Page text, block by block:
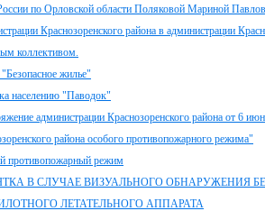
по Орловской области Поляковой Мариной
Краснозоренского района в администрации
коллективом.
жилье"
населению "Паводок"
администрации Краснозоренского района от 6
района особого противопожарного режима"
противопожарный режим
В СЛУЧАЕ ВИЗУАЛЬНОГО ОБНАРУЖЕНИЯ
ЛЕТАТЕЛЬНОГО АППАРАТА